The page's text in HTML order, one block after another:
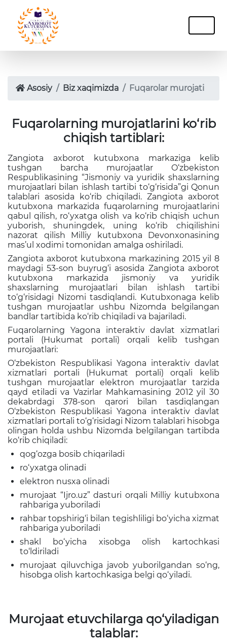
Asosiy Biz xaqimizda Fuqarolar murojati
Fuqarolarning murojatlarini ko‘rib
chiqish tartiblari:
Zangiota axborot kutubxona markaziga kelib
tushgan barcha murojaatlar O‘zbekiston
Respublikasining “Jismoniy va yuridik shaxslarning
murojaatlari bilan ishlash tartibi to‘g‘risida”gi Qonun
talablari asosida ko‘rib chiqiladi. Zangiota axborot
kutubxona markazida fuqarolarning murojaatlarini
qabul qilish, ro‘yxatga olish va ko‘rib chiqish uchun
yuborish, shuningdek, uning ko‘rib chiqilishini
nazorat qilish Milliy kutubxona Devonxonasining
mas’ul xodimi tomonidan amalga oshiriladi.
Zangiota axborot kutubxona markazining 2015 yil 8
maydagi 53-son buyrug‘i asosida Zangiota axborot
kutubxona markazida jismoniy va yuridik
shaxslarning murojaatlari bilan ishlash tartibi
to‘g‘risidagi Nizomi tasdiqlandi. Kutubxonaga kelib
tushgan murojaatlar ushbu Nizomda belgilangan
bandlar tartibida ko‘rib chiqiladi va bajariladi.
Fuqarolarning Yagona interaktiv davlat xizmatlari
portali (Hukumat portali) orqali kelib tushgan
murojaatlari:
O‘zbekiston Respublikasi Yagona interaktiv davlat
xizmatlari portali (Hukumat portali) orqali kelib
tushgan murojaatlar elektron murojaatlar tarzida
qayd etiladi va Vazirlar Mahkamasining 2012 yil 30
dekabrdagi 378-son qarori bilan tasdiqlangan
O‘zbekiston Respublikasi Yagona interaktiv davlat
xizmatlari portali to‘g‘risidagi Nizom talablari hisobga
olingan holda ushbu Nizomda belgilangan tartibda
ko‘rib chiqiladi:
qog‘ozga bosib chiqariladi
ro‘yxatga olinadi
elektron nusxa olinadi
murojaat “Ijro.uz” dasturi orqali Milliy kutubxona
rahbariga yuboriladi
rahbar topshirig‘i bilan tegishliligi bo‘yicha xizmat
rahbariga yuboriladi
shakl bo‘yicha xisobga olish kartochkasi
to‘ldiriladi
murojaat qiluvchiga javob yuborilgandan so‘ng,
hisobga olish kartochkasiga belgi qo‘yiladi.
Murojaat etuvchilarga qo‘yiladigan
talablar: